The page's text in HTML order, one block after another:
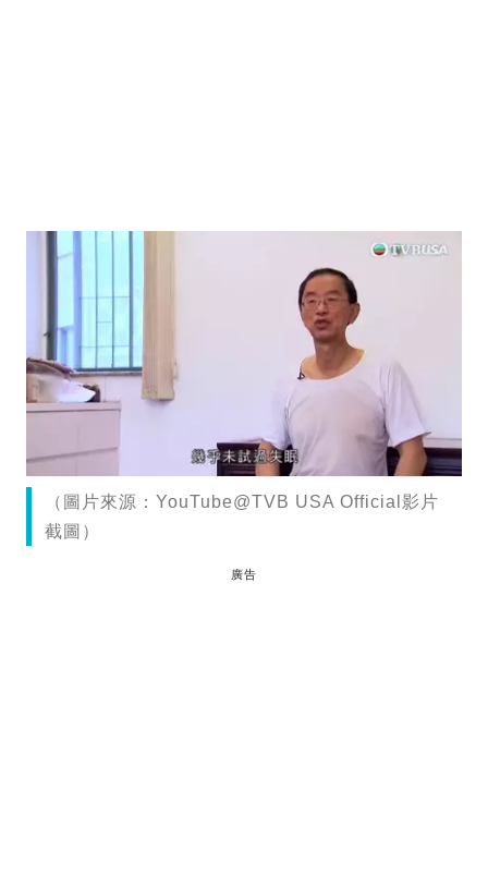
（圖片來源：YouTube@TVB USA Official影片
截圖）
廣告